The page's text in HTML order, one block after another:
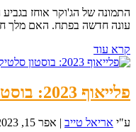
התמונה של הג'וקר אוחז בגביע
עונה חדשה בפתח. האם מלך
קרא עוד
פלייאוף 2023: בוסטון סלטיקס – אטלנטה הוקס
ע"י אריאל טייב | אפר 15, 2023